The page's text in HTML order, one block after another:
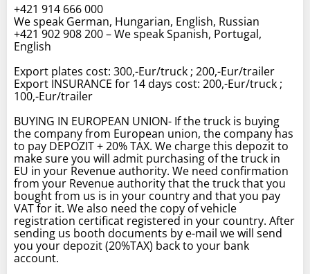
+421 914 666 000
We speak German, Hungarian, English, Russian
+421 902 908 200 – We speak Spanish, Portugal,
English
Export plates cost: 300,-Eur/truck ; 200,-Eur/trailer
Export INSURANCE for 14 days cost: 200,-Eur/truck ;
100,-Eur/trailer
BUYING IN EUROPEAN UNION- If the truck is buying
the company from European union, the company has
to pay DEPOZIT + 20% TAX. We charge this depozit to
make sure you will admit purchasing of the truck in
EU in your Revenue authority. We need confirmation
from your Revenue authority that the truck that you
bought from us is in your country and that you pay
VAT for it. We also need the copy of vehicle
registration certificat registered in your country. After
sending us booth documents by e-mail we will send
you your depozit (20%TAX) back to your bank
account.